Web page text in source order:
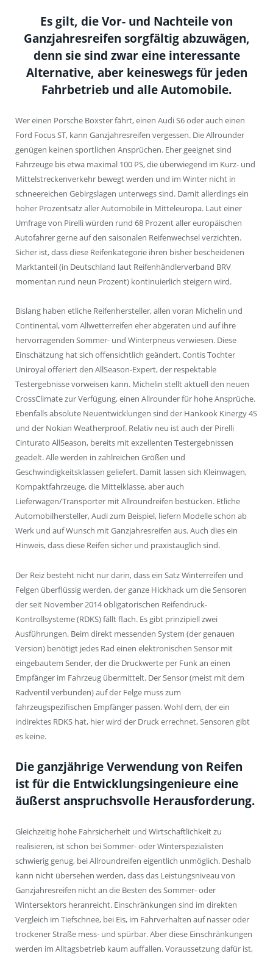
Es gilt, die Vor- und Nachteile von
Ganzjahresreifen sorgfältig abzuwägen,
denn sie sind zwar eine interessante
Alternative, aber keineswegs für jeden
Fahrbetrieb und alle Automobile.
Wer einen Porsche Boxster fährt, einen Audi S6 oder auch einen
Ford Focus ST, kann Ganzjahresreifen vergessen. Die Allrounder
genügen keinen sportlichen Ansprüchen. Eher geeignet sind
Fahrzeuge bis etwa maximal 100 PS, die überwiegend im Kurz- und
Mittelstreckenverkehr bewegt werden und im Winter nicht in
schneereichen Gebirgslagen unterwegs sind. Damit allerdings ein
hoher Prozentsatz aller Automobile in Mitteleuropa. Laut einer
Umfrage von Pirelli würden rund 68 Prozent aller europäischen
Autofahrer gerne auf den saisonalen Reifenwechsel verzichten.
Sicher ist, dass diese Reifenkategorie ihren bisher bescheidenen
Marktanteil (in Deutschland laut Reifenhändlerverband BRV
momentan rund neun Prozent) kontinuierlich steigern wird.
Bislang haben etliche Reifenhersteller, allen voran Michelin und
Continental, vom Allwetterreifen eher abgeraten und auf ihre
hervorragenden Sommer- und Winterpneus verwiesen. Diese
Einschätzung hat sich offensichtlich geändert. Contis Tochter
Uniroyal offeriert den AllSeason-Expert, der respektable
Testergebnisse vorweisen kann. Michelin stellt aktuell den neuen
CrossClimate zur Verfügung, einen Allrounder für hohe Ansprüche.
Ebenfalls absolute Neuentwicklungen sind der Hankook Kinergy 4S
und der Nokian Weatherproof. Relativ neu ist auch der Pirelli
Cinturato AllSeason, bereits mit exzellenten Testergebnissen
geadelt. Alle werden in zahlreichen Größen und
Geschwindigkeitsklassen geliefert. Damit lassen sich Kleinwagen,
Kompaktfahrzeuge, die Mittelklasse, aber auch
Lieferwagen/Transporter mit Allroundreifen bestücken. Etliche
Automobilhersteller, Audi zum Beispiel, liefern Modelle schon ab
Werk und auf Wunsch mit Ganzjahresreifen aus. Auch dies ein
Hinweis, dass diese Reifen sicher und praxistauglich sind.
Der Reiz besteht nicht nur darin, dass ein Satz Winterreifen und
Felgen überflüssig werden, der ganze Hickhack um die Sensoren
der seit November 2014 obligatorischen Reifendruck-
Kontrollsysteme (RDKS) fällt flach. Es gibt prinzipiell zwei
Ausführungen. Beim direkt messenden System (der genauen
Version) benötigt jedes Rad einen elektronischen Sensor mit
eingebautem Sender, der die Druckwerte per Funk an einen
Empfänger im Fahrzeug übermittelt. Der Sensor (meist mit dem
Radventil verbunden) auf der Felge muss zum
fahrzeugspezifischen Empfänger passen. Wohl dem, der ein
indirektes RDKS hat, hier wird der Druck errechnet, Sensoren gibt
es keine.
Die ganzjährige Verwendung von Reifen
ist für die Entwicklungsingenieure eine
äußerst anspruchsvolle Herausforderung.
Gleichzeitig hohe Fahrsicherheit und Wirtschaftlichkeit zu
realisieren, ist schon bei Sommer- oder Winterspezialisten
schwierig genug, bei Allroundreifen eigentlich unmöglich. Deshalb
kann nicht übersehen werden, dass das Leistungsniveau von
Ganzjahresreifen nicht an die Besten des Sommer- oder
Wintersektors heranreicht. Einschränkungen sind im direkten
Vergleich im Tiefschnee, bei Eis, im Fahrverhalten auf nasser oder
trockener Straße mess- und spürbar. Aber diese Einschränkungen
werden im Alltagsbetrieb kaum auffallen. Voraussetzung dafür ist,